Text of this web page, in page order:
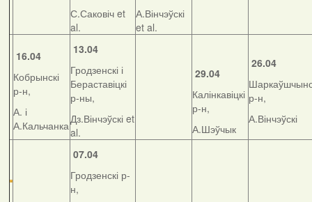
С.Саковіч et
al.
А.Вінчэўскі
et al.
16.04
Кобрынскі
р-н,
А. і
А.Кальчанка
13.04
Гродзенскі і
Бераставіцкі
р-ны,
Дз.Вінчэўскі et
al.
29.04
Калінкавіцкі
р-н,
А.Шэўчык
26.04
р-н,
А.Вінчэўскі
07.04
Гродзенскі р-
н,